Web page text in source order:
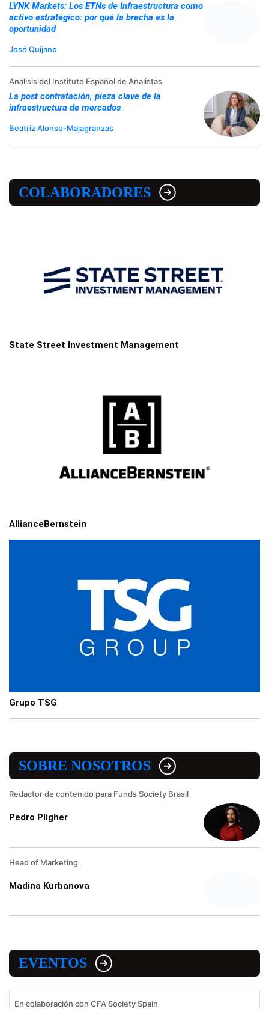
LYNK Markets: Los ETNs de Infraestructura como
activo estratégico: por qué la brecha es la
oportunidad
José Quijano
Análisis del Instituto Español de Analistas
La post contratación, pieza clave de la
infraestructura de mercados
Beatriz Alonso-Majagranzas
COLABORADORES
State Street Investment Management
AllianceBernstein
Grupo TSG
SOBRE NOSOTROS
Redactor de contenido para Funds Society Brasil
Pedro Pligher
Head of Marketing
Madina Kurbanova
EVENTOS
En colaboración con CFA Society Spain